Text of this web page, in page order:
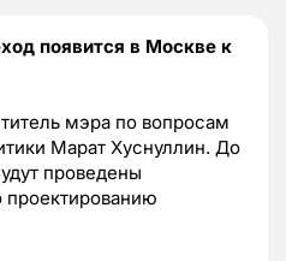
появится в Москве к
мэра по вопросам
Марат Хуснуллин. До
проведены